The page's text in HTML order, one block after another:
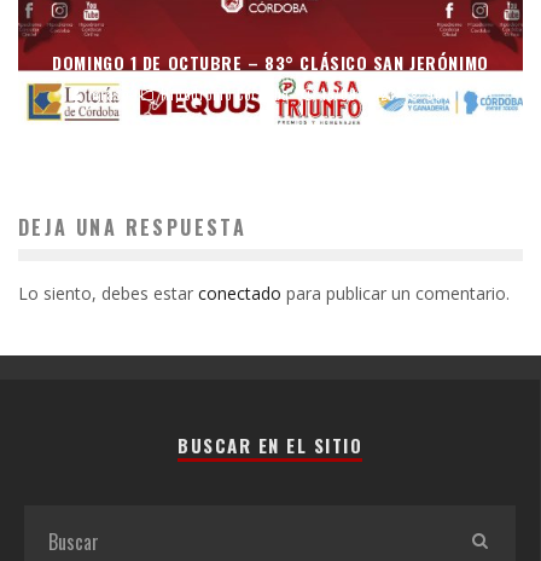
DOMINGO 1 DE OCTUBRE – 83° CLÁSICO SAN JERÓNIMO
mraso Hipódromo Córdoba 15/09/2023 9013
DEJA UNA RESPUESTA
Lo siento, debes estar conectado para publicar un comentario.
BUSCAR EN EL SITIO